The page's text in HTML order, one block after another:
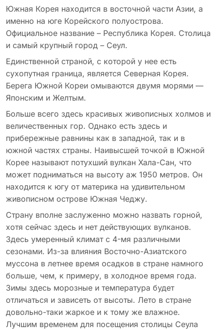
Южная Корея находится в восточной части Азии, а
именно на юге Корейского полуострова.
Официальное название – Республика Корея. Столица
и самый крупный город – Сеул.
Единственной страной, с которой у нее есть
сухопутная граница, является Северная Корея.
Берега Южной Кореи омываются двумя морями —
Японским и Желтым.
Больше всего здесь красивых живописных холмов и
величественных гор. Однако есть здесь и
прибережные равнины как в западной, так и в
южной частях страны. Наивысшей точкой в Южной
Корее называют потухший вулкан Хала-Сан, что
может подниматься на высоту аж 1950 метров. Он
находится к югу от материка на удивительном
живописном острове Южная Чеджу.
Страну вполне заслуженно можно назвать горной,
хотя сейчас здесь и нет действующих вулканов.
Здесь умеренный климат с 4-мя различными
сезонами. Из-за влияния Восточно-Азиатского
муссона в летнее время осадков в стране намного
больше, чем, к примеру, в холодное время года.
Зимы здесь морозные и температура будет
отличаться и зависеть от высоты. Лето в стране
довольно-таки жаркое и к тому же влажное.
Лучшим временем для посещения столицы Сеула